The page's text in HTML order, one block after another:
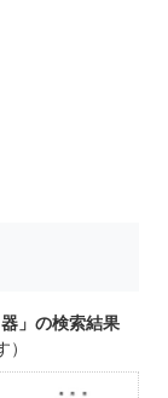
」の検索結果